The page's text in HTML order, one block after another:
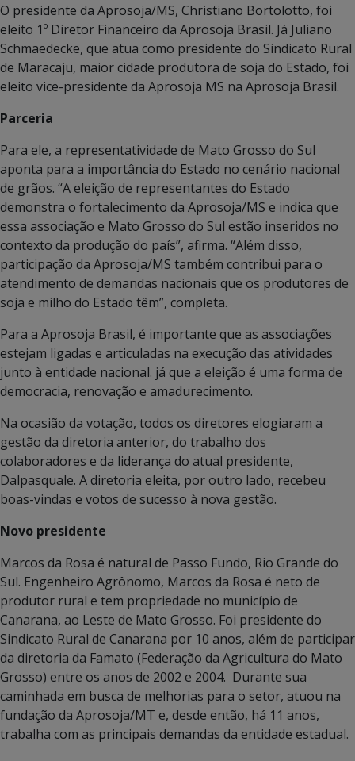
O presidente da Aprosoja/MS, Christiano Bortolotto, foi
eleito 1º Diretor Financeiro da Aprosoja Brasil. Já Juliano
Schmaedecke, que atua como presidente do Sindicato Rural
de Maracaju, maior cidade produtora de soja do Estado, foi
eleito vice-presidente da Aprosoja MS na Aprosoja Brasil.
Parceria
Para ele, a representatividade de Mato Grosso do Sul
aponta para a importância do Estado no cenário nacional
de grãos. “A eleição de representantes do Estado
demonstra o fortalecimento da Aprosoja/MS e indica que
essa associação e Mato Grosso do Sul estão inseridos no
contexto da produção do país”, afirma. “Além disso,
participação da Aprosoja/MS também contribui para o
atendimento de demandas nacionais que os produtores de
soja e milho do Estado têm”, completa.
Para a Aprosoja Brasil, é importante que as associações
estejam ligadas e articuladas na execução das atividades
junto à entidade nacional. já que a eleição é uma forma de
democracia, renovação e amadurecimento.
Na ocasião da votação, todos os diretores elogiaram a
gestão da diretoria anterior, do trabalho dos
colaboradores e da liderança do atual presidente,
Dalpasquale. A diretoria eleita, por outro lado, recebeu
boas-vindas e votos de sucesso à nova gestão.
Novo presidente
Marcos da Rosa é natural de Passo Fundo, Rio Grande do
Sul. Engenheiro Agrônomo, Marcos da Rosa é neto de
produtor rural e tem propriedade no município de
Canarana, ao Leste de Mato Grosso. Foi presidente do
Sindicato Rural de Canarana por 10 anos, além de participar
da diretoria da Famato (Federação da Agricultura do Mato
Grosso) entre os anos de 2002 e 2004. Durante sua
caminhada em busca de melhorias para o setor, atuou na
fundação da Aprosoja/MT e, desde então, há 11 anos,
trabalha com as principais demandas da entidade estadual.